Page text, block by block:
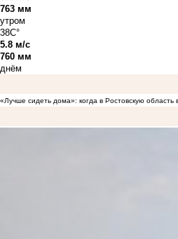
763 мм
утром
38C°
5.8 м/с
760 мм
днём
«Лучше сидеть дома»: когда в Ростовскую область